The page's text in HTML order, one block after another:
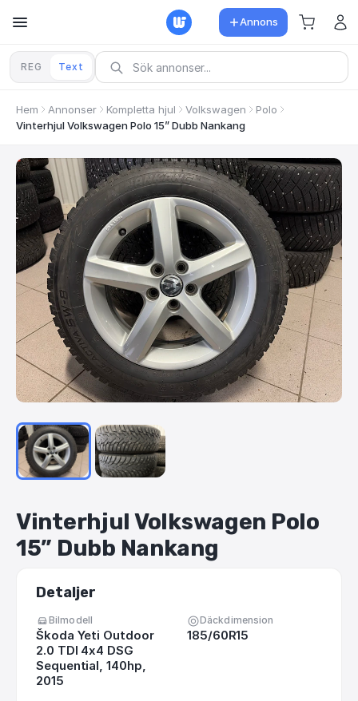
Annons
REG Text
Hem Annonser Kompletta hjul Volkswagen
Polo
Vinterhjul Volkswagen Polo 15” Dubb Nankang
Vinterhjul Volkswagen Polo
15” Dubb Nankang
Detaljer
Bilmodell
Škoda Yeti Outdoor
2.0 TDI 4x4 DSG
Sequential, 140hp,
2015
Däckdimension
185/60R15